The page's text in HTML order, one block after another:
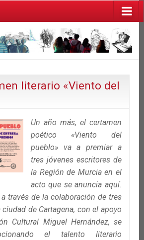
literario «Viento del
Un año más, el certamen
poético «Viento del
pueblo» va a premiar a
tres jóvenes escritores de
la Región de Murcia en el
acto que se anuncia aquí.
través de la colaboración de tres
de Cartagena, con el apoyo
Cultural Miguel Hernández, se
el talento literario